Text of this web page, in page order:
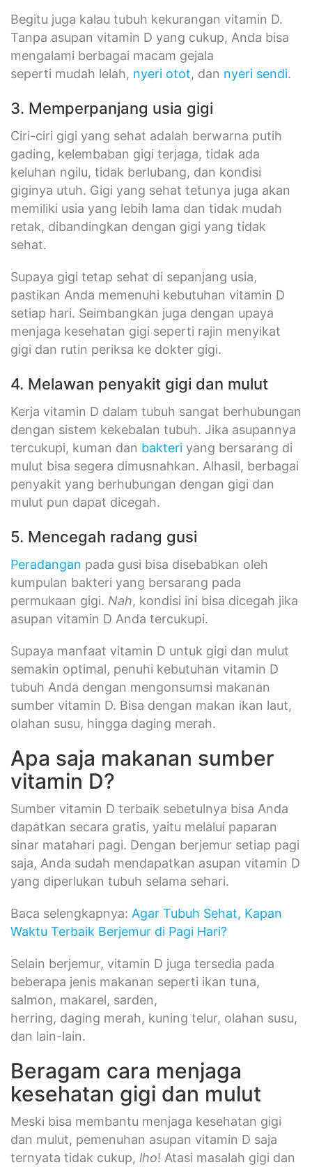
Begitu juga kalau tubuh kekurangan vitamin D.
Tanpa asupan vitamin D yang cukup, Anda bisa
mengalami berbagai macam gejala
seperti mudah lelah, nyeri otot, dan nyeri sendi.
3. Memperpanjang usia gigi
Ciri-ciri gigi yang sehat adalah berwarna putih
gading, kelembaban gigi terjaga, tidak ada
keluhan ngilu, tidak berlubang, dan kondisi
giginya utuh. Gigi yang sehat tetunya juga akan
memiliki usia yang lebih lama dan tidak mudah
retak, dibandingkan dengan gigi yang tidak
sehat.
Supaya gigi tetap sehat di sepanjang usia,
pastikan Anda memenuhi kebutuhan vitamin D
setiap hari. Seimbangkan juga dengan upaya
menjaga kesehatan gigi seperti rajin menyikat
gigi dan rutin periksa ke dokter gigi.
4. Melawan penyakit gigi dan mulut
Kerja vitamin D dalam tubuh sangat berhubungan
dengan sistem kekebalan tubuh. Jika asupannya
tercukupi, kuman dan bakteri yang bersarang di
mulut bisa segera dimusnahkan. Alhasil, berbagai
penyakit yang berhubungan dengan gigi dan
mulut pun dapat dicegah.
5. Mencegah radang gusi
Peradangan pada gusi bisa disebabkan oleh
kumpulan bakteri yang bersarang pada
permukaan gigi. Nah, kondisi ini bisa dicegah jika
asupan vitamin D Anda tercukupi.
Supaya manfaat vitamin D untuk gigi dan mulut
semakin optimal, penuhi kebutuhan vitamin D
tubuh Anda dengan mengonsumsi makanan
sumber vitamin D. Bisa dengan makan ikan laut,
olahan susu, hingga daging merah.
Apa saja makanan sumber
vitamin D?
Sumber vitamin D terbaik sebetulnya bisa Anda
dapatkan secara gratis, yaitu melalui paparan
sinar matahari pagi. Dengan berjemur setiap pagi
saja, Anda sudah mendapatkan asupan vitamin D
yang diperlukan tubuh selama sehari.
Baca selengkapnya: Agar Tubuh Sehat, Kapan
Waktu Terbaik Berjemur di Pagi Hari?
Selain berjemur, vitamin D juga tersedia pada
beberapa jenis makanan seperti ikan tuna,
salmon, makarel, sarden,
herring, daging merah, kuning telur, olahan susu,
dan lain-lain.
Beragam cara menjaga
kesehatan gigi dan mulut
Meski bisa membantu menjaga kesehatan gigi
dan mulut, pemenuhan asupan vitamin D saja
ternyata tidak cukup, lho! Atasi masalah gigi dan